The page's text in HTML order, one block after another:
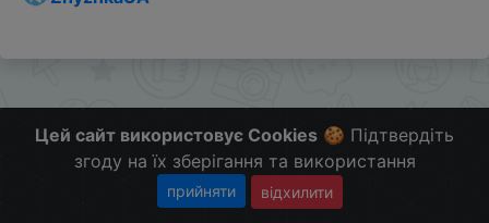
Цей сайт використовує Cookies 🍪 Підтвердіть
згоду на їх зберігання та використання
прийняти відхилити